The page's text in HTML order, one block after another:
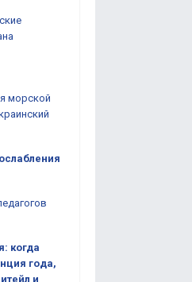
морской
когда
года,
и